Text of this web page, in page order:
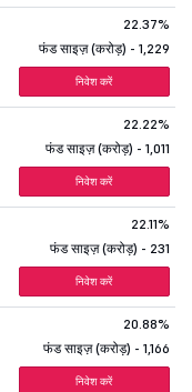
22.37%
फंड साइज़ (करोड़) - 1,229
निवेश करें
22.22%
फंड साइज़ (करोड़) - 1,011
निवेश करें
22.11%
फंड साइज़ (करोड़) - 231
निवेश करें
20.88%
फंड साइज़ (करोड़) - 1,166
निवेश करें